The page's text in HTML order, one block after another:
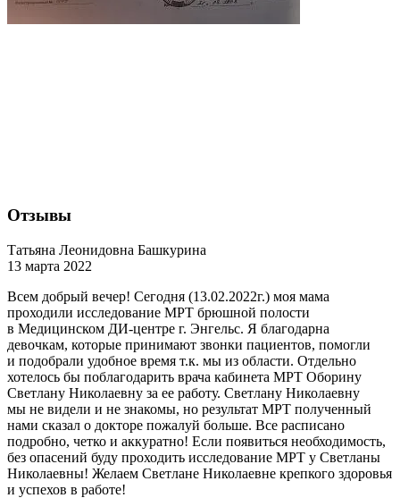
Отзывы
Татьяна Леонидовна Башкурина
13 марта 2022
Всем добрый вечер! Сегодня (13.02.2022г.) моя мама
проходили исследование МРТ брюшной полости
в Медицинском ДИ-центре г. Энгельс. Я благодарна
девочкам, которые принимают звонки пациентов, помогли
и подобрали удобное время т.к. мы из области. Отдельно
хотелось бы поблагодарить врача кабинета МРТ Оборину
Светлану Николаевну за ее работу. Светлану Николаевну
мы не видели и не знакомы, но результат МРТ полученный
нами сказал о докторе пожалуй больше. Все расписано
подробно, четко и аккуратно! Если появиться необходимость,
без опасений буду проходить исследование МРТ у Светланы
Николаевны! Желаем Светлане Николаевне крепкого здоровья
и успехов в работе!